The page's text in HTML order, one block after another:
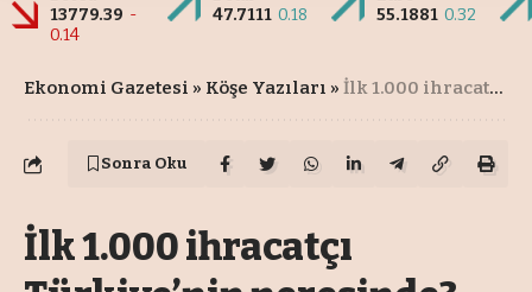
13779.39 -
0.14
47.7111 0.18
55.1881 0.32
Ekonomi Gazetesi » Köşe Yazıları » İlk 1.000 ihracatçı Türkiye’nin neresinde?
Sonra Oku
İlk 1.000 ihracatçı